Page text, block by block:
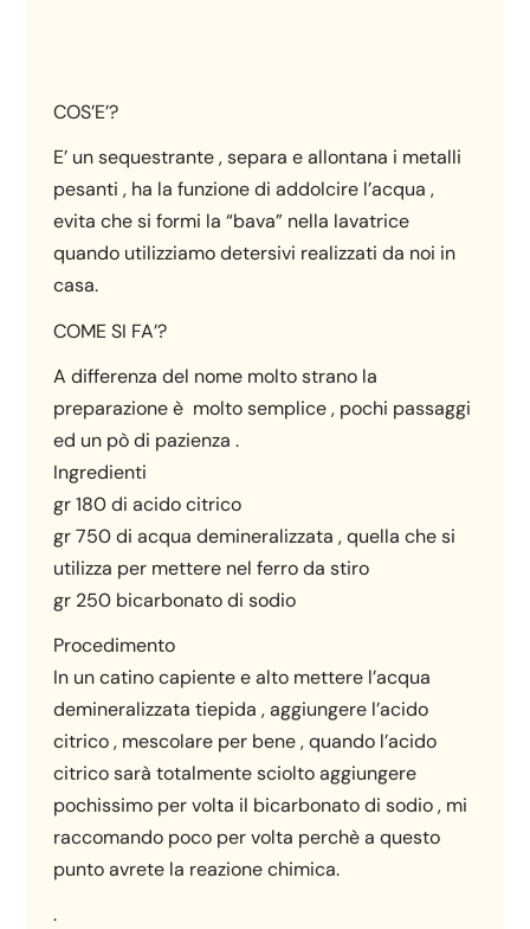
COS’E’?
E’ un sequestrante , separa e allontana i metalli
pesanti , ha la funzione di addolcire l’acqua ,
evita che si formi la “bava” nella lavatrice
quando utilizziamo detersivi realizzati da noi in
casa.
COME SI FA’?
A differenza del nome molto strano la
preparazione è molto semplice , pochi passaggi
ed un pò di pazienza .
Ingredienti
gr 180 di acido citrico
gr 750 di acqua demineralizzata , quella che si
utilizza per mettere nel ferro da stiro
gr 250 bicarbonato di sodio
Procedimento
In un catino capiente e alto mettere l’acqua
demineralizzata tiepida , aggiungere l’acido
citrico , mescolare per bene , quando l’acido
citrico sarà totalmente sciolto aggiungere
pochissimo per volta il bicarbonato di sodio , mi
raccomando poco per volta perchè a questo
punto avrete la reazione chimica.
.